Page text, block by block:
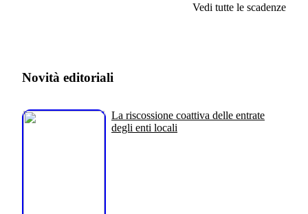
Vedi tutte le scadenze
Novità editoriali
La riscossione coattiva delle entrate
degli enti locali